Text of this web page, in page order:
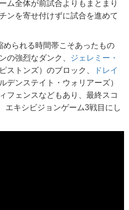
ム全体が前試合よりもまとまり
ンを寄せ付けずに試合を進めて
られる時間帯こそあったもの
の強烈なダンク、
ジェレミー・
ストンズ）のブロック、
ドレイ
ルデンステイト・ウォリアーズ）
フェンスなどもあり、最終スコ
エキシビジョンゲーム3戦目にし